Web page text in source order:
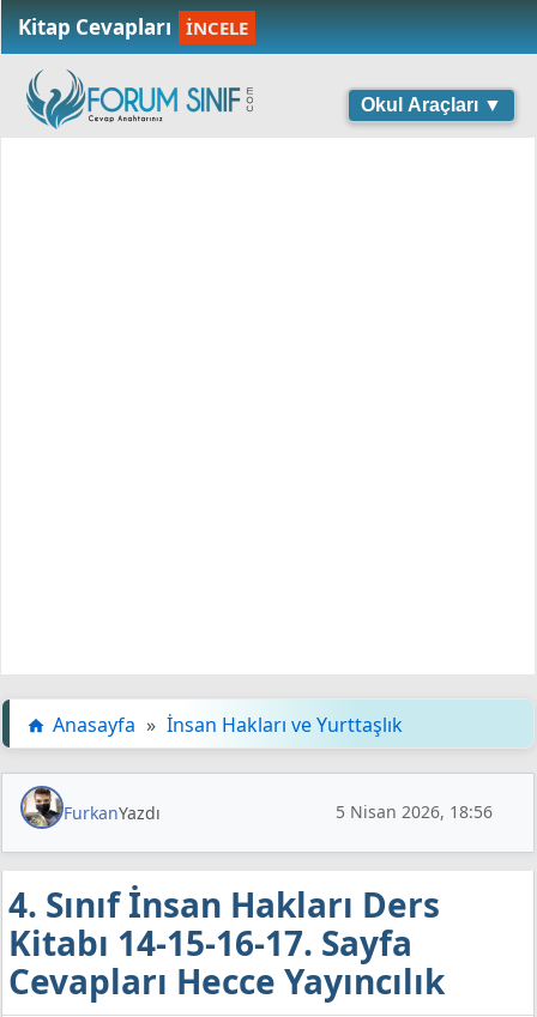
Kitap Cevapları İNCELE
Okul Araçları ▼
Anasayfa » İnsan Hakları ve Yurttaşlık
FurkanYazdı 5 Nisan 2026, 18:56
4. Sınıf İnsan Hakları Ders
Kitabı 14-15-16-17. Sayfa
Cevapları Hecce Yayıncılık